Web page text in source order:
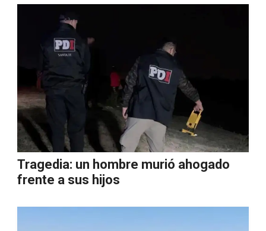
Tragedia: un hombre murió ahogado
frente a sus hijos